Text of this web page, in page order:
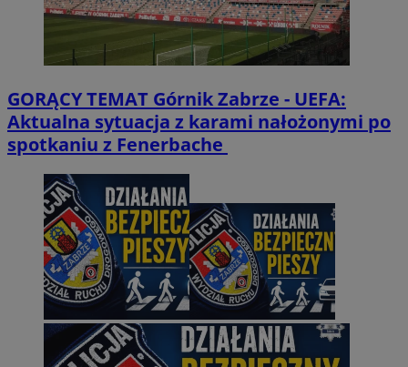
GORĄCY TEMAT Górnik Zabrze - UEFA:
Aktualna sytuacja z karami nałożonymi po
spotkaniu z Fenerbache